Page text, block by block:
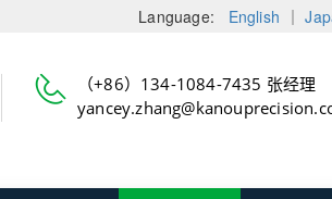
Language: English ｜
（+86）134-1084-7435 张经理